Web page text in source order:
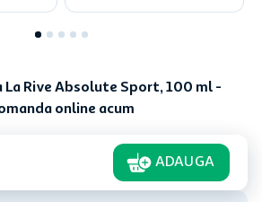
Rive Absolute Sport, 100 ml -
online acum
ADAUGA